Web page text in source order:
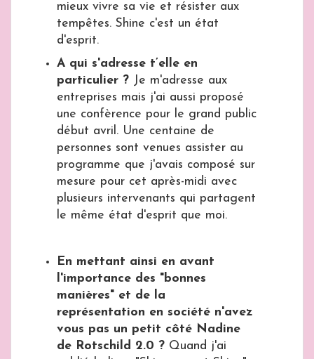
mieux vivre sa vie et résister aux
tempêtes. Shine c'est un état
d'esprit.
A qui s'adresse t’elle en
particulier ?Je m'adresse aux
entreprises mais j'ai aussi proposé
une confèrence pour le grand public
début avril. Une centaine de
personnes sont venues assister au
programme que j'avais composé sur
mesure pour cet après-midi avec
plusieurs intervenants qui partagent
le même état d'esprit que moi.
En mettant ainsi en avant
l'importance des "bonnes
manières" et de la
représentation en société n'avez
vous pas un petit côté Nadine
de Rotschild 2.0 ?Quand j'ai